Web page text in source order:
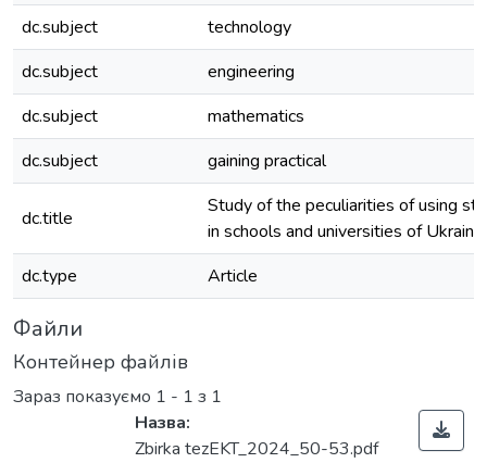
dc.subject
technology
dc.subject
engineering
dc.subject
mathematics
dc.subject
gaining practical
dc.title
Study of the peculiarities of using
in schools and universities of Ukraine
dc.type
Article
Файли
Контейнер файлів
Зараз показуємо 1 - 1 з 1
Назва:
Zbirka tezEKT_2024_50-53.pdf